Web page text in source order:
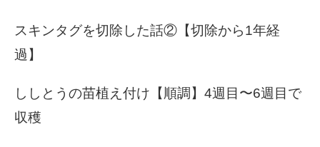
スキンタグを切除した話②【切除から1年経
過】
ししとうの苗植え付け【順調】4週目〜6週目で
収穫